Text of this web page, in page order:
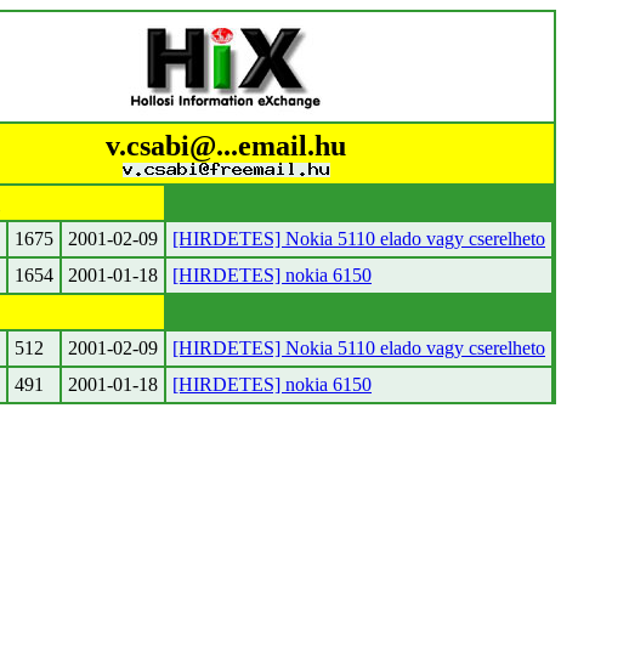
v.csabi@...email.hu
1675 2001-02-09
[HIRDETES] Nokia 5110 elado vagy cserelheto
1654 2001-01-18
[HIRDETES] nokia 6150
512 2001-02-09
[HIRDETES] Nokia 5110 elado vagy cserelheto
491 2001-01-18 [HIRDETES] nokia 6150